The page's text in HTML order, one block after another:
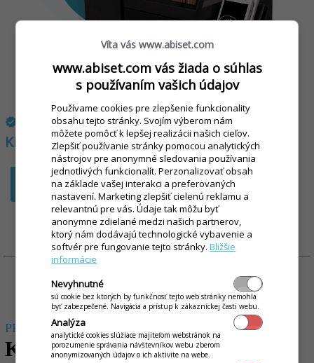
verified JEDNORAZOVÝ NÁKUP:
Kiosk DSOK 06:1 818 €+ terminál zdarma
VYŽIADAŤ NEZÁVÄZNÚ PONUKU
PRISP ÔSOBÍ SA PRIESTORU
Kiosk DSOK 07
Víta vás www.abiset.com
www.abiset.com vás žiada o súhlas
s používaním vašich údajov
Používame cookies pre zlepšenie funkcionality
obsahu tejto stránky. Svojím výberom nám
môžete pomôcť k lepšej realizácii našich cieľov.
Zlepšiť používanie stránky pomocou analytických
nástrojov pre anonymné sledovania používania
jednotlivých funkcionalít. Perzonalizovať obsah
na základe vašej interakci a preferovaných
nastavení. Marketing zlepšiť cielenú reklamu a
relevantnú pre vás. Údaje tak môžu byť
anonymne zdielané medzi našich partnerov,
ktorý nám dodávajú technologické vybavenie a
softvér pre fungovanie tejto stránky.Bližšie
informácie
Nevyhnutné
sú cookie bez ktorých by funkčnosť tejto web stránky nemohla
byť zabezpečené. Navigácia a prístup k zákazníckej časti webu.
Analýza
analytické cookies slúžiace majiteľom webstránok na
porozumenie správania návštevníkov webu zberom
anonymizovaných údajov o ich aktivite na webe.